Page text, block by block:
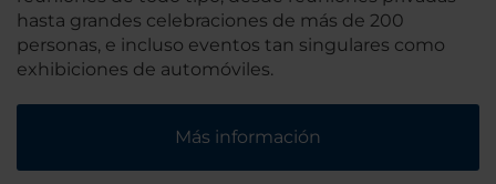
hasta grandes celebraciones de más de 200
personas, e incluso eventos tan singulares como
exhibiciones de automóviles.
Más información